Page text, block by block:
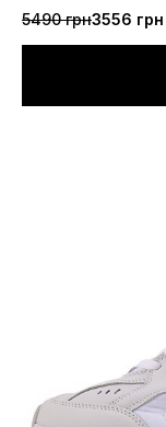
5490 грн3556 грн